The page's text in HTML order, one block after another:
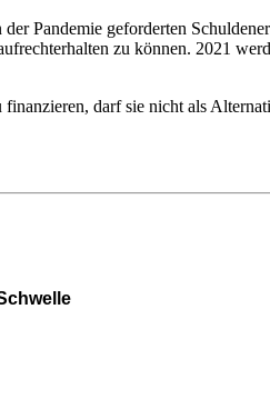
Pandemie geforderten
zu können. 2021
darf sie nicht als